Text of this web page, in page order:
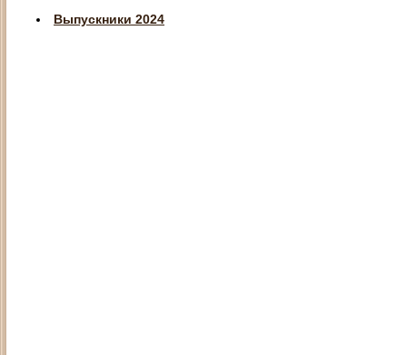
Выпускники 2024